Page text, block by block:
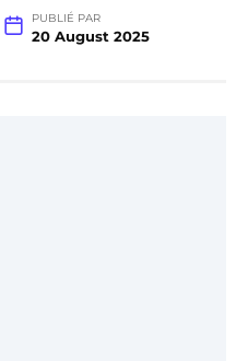
PUBLIÉ PAR
20 August 2025